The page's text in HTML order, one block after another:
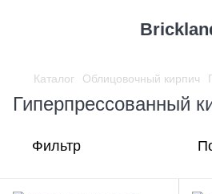
Каталог Облицовочный кирпич
Гиперпрессованный
Фильтр